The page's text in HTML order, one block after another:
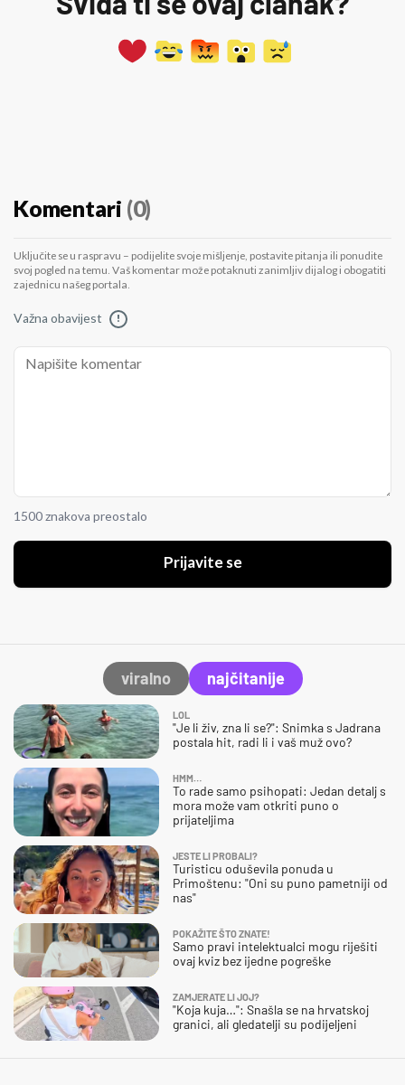
Komentari (0)
Uključite se u raspravu – podijelite svoje mišljenje, postavite pitanja ili ponudite
svoj pogled na temu. Vaš komentar može potaknuti zanimljiv dijalog i obogatiti
zajednicu našeg portala.
Važna obavijest !
1500 znakova preostalo
Prijavite se
viralno najčitanije
LOL
"Je li živ, zna li se?": Snimka s Jadrana
postala hit, radi li i vaš muž ovo?
HMM…
To rade samo psihopati: Jedan detalj s
mora može vam otkriti puno o
prijateljima
JESTE LI PROBALI?
Turisticu oduševila ponuda u
Primoštenu: "Oni su puno pametniji od
nas"
POKAŽITE ŠTO ZNATE!
Samo pravi intelektualci mogu riješiti
ovaj kviz bez ijedne pogreške
ZAMJERATE LI JOJ?
"Koja kuja…": Snašla se na hrvatskoj
granici, ali gledatelji su podijeljeni